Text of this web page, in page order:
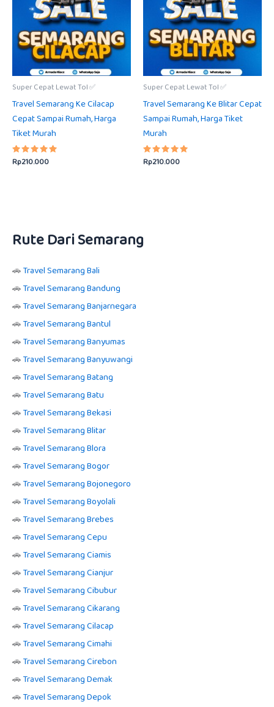
Super Cepat Lewat Tol ✅
Travel Semarang Ke Cilacap
Cepat Sampai Rumah, Harga
Tiket Murah
Dinilai
5.00
Rp210.000
Super Cepat Lewat Tol ✅
Travel Semarang Ke Blitar Cepat
Sampai Rumah, Harga Tiket
Murah
Dinilai
5.00
Rp210.000
Rute Dari Semarang
🚗Travel Semarang Bali
🚗Travel Semarang Bandung
🚗Travel Semarang Banjarnegara
🚗Travel Semarang Bantul
🚗Travel Semarang Banyumas
🚗Travel Semarang Banyuwangi
🚗Travel Semarang Batang
🚗Travel Semarang Batu
🚗Travel Semarang Bekasi
🚗Travel Semarang Blitar
🚗Travel Semarang Blora
🚗Travel Semarang Bogor
🚗Travel Semarang Bojonegoro
🚗Travel Semarang Boyolali
🚗Travel Semarang Brebes
🚗Travel Semarang Cepu
🚗Travel Semarang Ciamis
🚗Travel Semarang Cianjur
🚗Travel Semarang Cibubur
🚗Travel Semarang Cikarang
🚗Travel Semarang Cilacap
🚗Travel Semarang Cimahi
🚗Travel Semarang Cirebon
🚗Travel Semarang Demak
🚗Travel Semarang Depok